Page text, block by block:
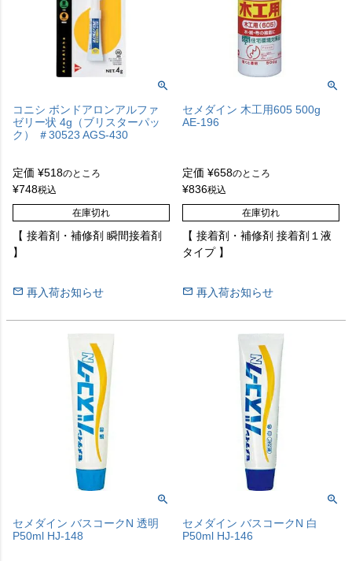
コニシ ボンドアロンアルファ
ゼリー状 4g（ブリスターパッ
ク） ＃30523 AGS-430
定価 ¥518のところ
¥748税込
在庫切れ
【 接着剤・補修剤 瞬間接着剤
】
再入荷お知らせ
セメダイン 木工用605 500g
AE-196
定価 ¥658のところ
¥836税込
在庫切れ
【 接着剤・補修剤 接着剤１液
タイプ 】
再入荷お知らせ
セメダイン バスコークN 透明
P50ml HJ-148
セメダイン バスコークN 白
P50ml HJ-146